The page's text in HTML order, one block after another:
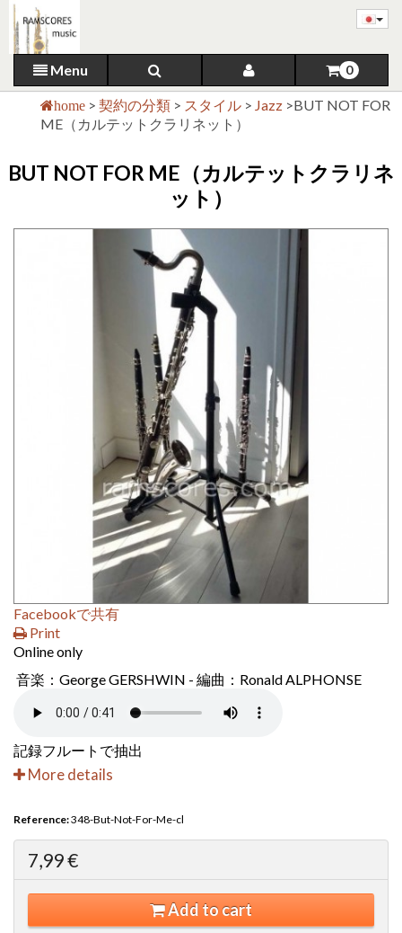
Menu 0
home > 契約の分類 > スタイル > Jazz >BUT NOT FOR
ME（カルテットクラリネット）
BUT NOT FOR ME（カルテットクラリネ
ット）
Facebookで共有
Print
Online only
音楽：George GERSHWIN - 編曲：Ronald ALPHONSE
記録フルートで抽出
More details
Reference:348-But-Not-For-Me-cl
7,99 €
Add to cart